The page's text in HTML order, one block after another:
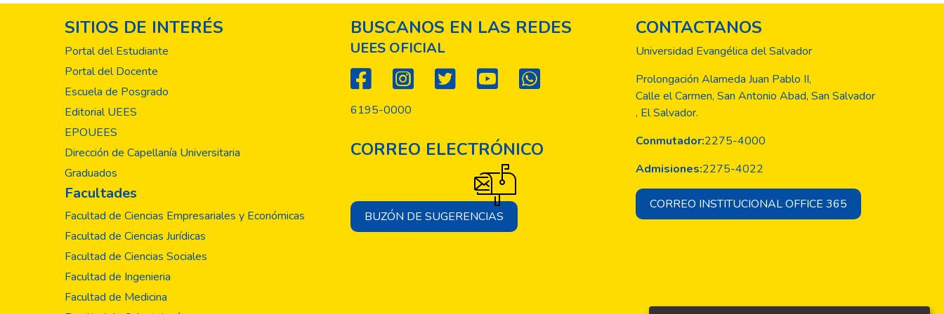
SITIOS DE INTERÉS
Portal del Estudiante
Portal del Docente
Escuela de Posgrado
Editorial UEES
EPOUEES
Dirección de Capellanía Universitaria
Graduados
Facultades
Facultad de Ciencias Empresariales y Económicas
Facultad de Ciencias Jurídicas
Facultad de Ciencias Sociales
Facultad de Ingenieria
Facultad de Medicina
BUSCANOS EN LAS REDES
UEES OFICIAL
6195-0000
CORREO ELECTRÓNICO
BUZÓN DE SUGERENCIAS
CONTACTANOS
Universidad Evangélica del Salvador
Prolongación Alameda Juan Pablo II,
Calle el Carmen, San Antonio Abad, San Salvador
, El Salvador.
Conmutador:2275-4000
Admisiones:2275-4022
CORREO INSTITUCIONAL OFFICE 365